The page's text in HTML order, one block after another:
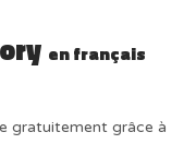
en français
gratuitement grâce à